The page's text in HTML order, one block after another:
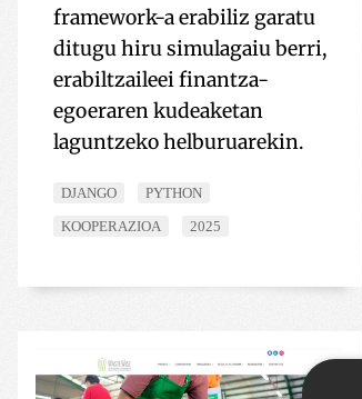
framework-a erabiliz garatu
ditugu hiru simulagaiu berri,
erabiltzaileei finantza-
egoeraren kudeaketan
laguntzeko helburuarekin.
DJANGO
PYTHON
KOOPERAZIOA
2025